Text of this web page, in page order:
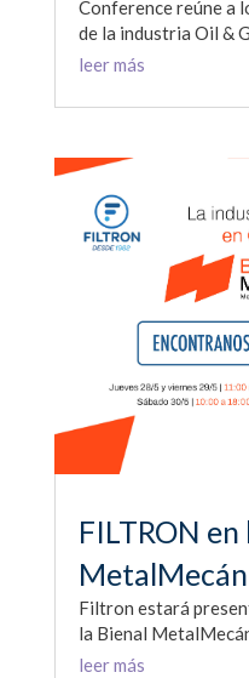
Conference reúne a
de la industria Oil &
leer más
FILTRON
Filtron estará
la Bienal
leer más